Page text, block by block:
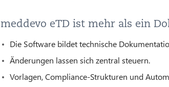
meddevo eTD ist mehr als ein
Die Software bildet technische
Änderungen lassen sich zentral steuern.
Vorlagen, Compliance-Strukturen und